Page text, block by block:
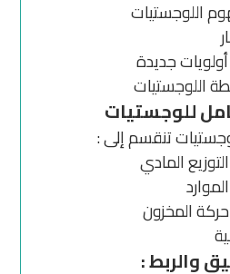
اللوجستيات
جديدة
اللوجستيات
للوجستيات
تنقسم إلى :
المادي
حركة المخزون
والربط :